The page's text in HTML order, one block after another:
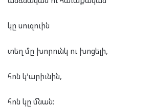
կը սուզուին
տեղ մը խորունկ ու խոցելի,
հոն կ’արիւնին,
հոն կը մնան: